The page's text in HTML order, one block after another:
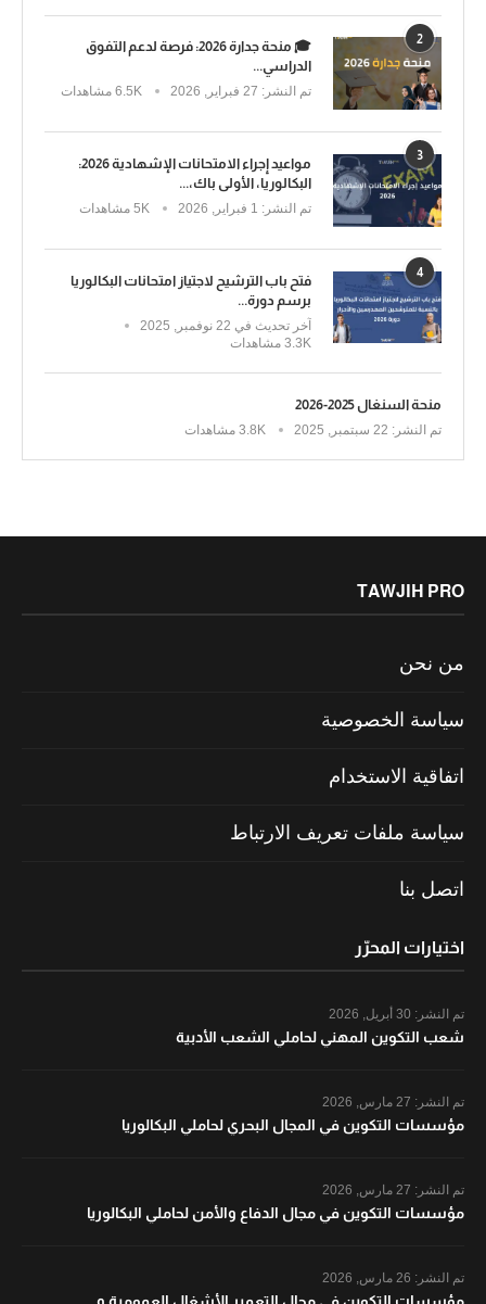
2
🎓 منحة جدارة 2026: فرصة لدعم التفوق
الدراسي...
تم النشر: 6.5K مشاهدات
3
مواعيد إجراء الامتحانات الإشهادية 2026:
البكالوريا، الأولى باك،...
تم النشر: 5K مشاهدات
4
فتح باب الترشيح لاجتياز امتحانات البكالوريا
برسم دورة...
آخر تحديث في
3.3K مشاهدات
منحة السنغال 2025-2026
تم النشر: 3.8K مشاهدات
TAWJIH PRO
من نحن
سياسة الخصوصية
اتفاقية الاستخدام
سياسة ملفات تعريف الارتباط
اتصل بنا
اختيارات المحرّر
تم النشر:
شعب التكوين المهني لحاملي الشعب الأدبية
تم النشر:
مؤسسات التكوين في المجال البحري لحاملي البكالوريا
تم النشر:
مؤسسات التكوين في مجال الدفاع والأمن لحاملي البكالوريا
تم النشر:
مؤسسات التكوين في مجال التعمير الأشغال العمومية و